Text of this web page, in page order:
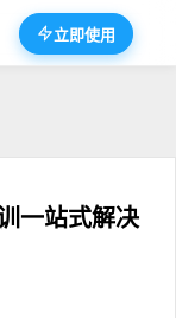
立即使用
一站式解决